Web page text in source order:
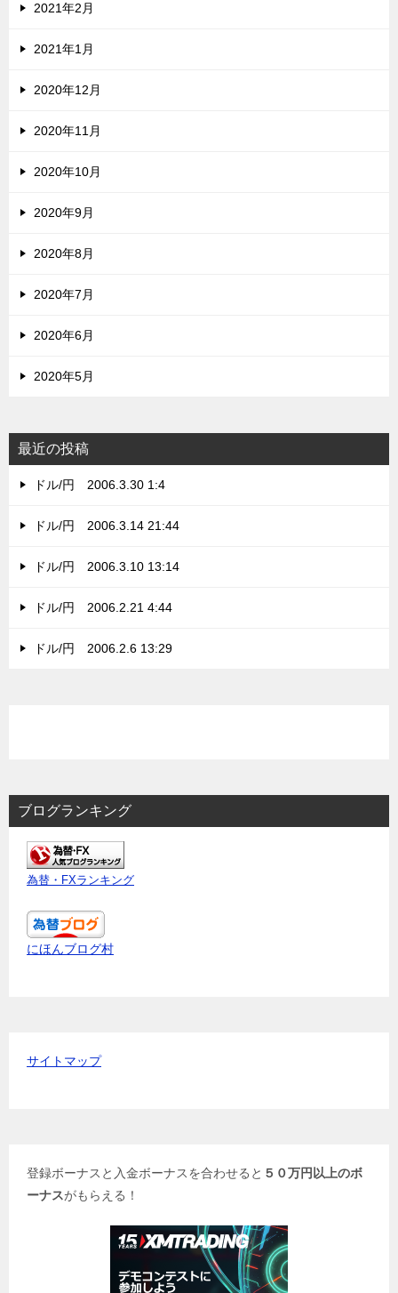
2021年2月
2021年1月
2020年12月
2020年11月
2020年10月
2020年9月
2020年8月
2020年7月
2020年6月
2020年5月
最近の投稿
ドル/円 2006.3.30 1:4
ドル/円 2006.3.14 21:44
ドル/円 2006.3.10 13:14
ドル/円 2006.2.21 4:44
ドル/円 2006.2.6 13:29
ブログランキング
為替・FXランキング
にほんブログ村
サイトマップ
登録ボーナスと入金ボーナスを合わせると ５０万円以上のボ
ーナスがもらえる！